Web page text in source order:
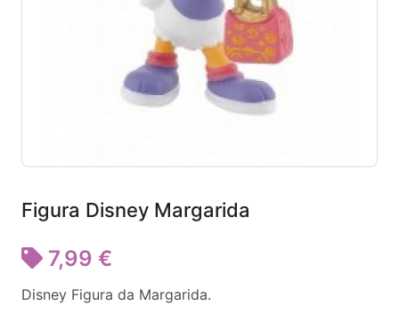
Figura Disney Margarida
7,99 €
Disney Figura da Margarida.